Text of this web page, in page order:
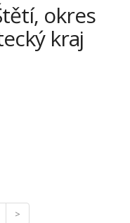
okres
kraj
>